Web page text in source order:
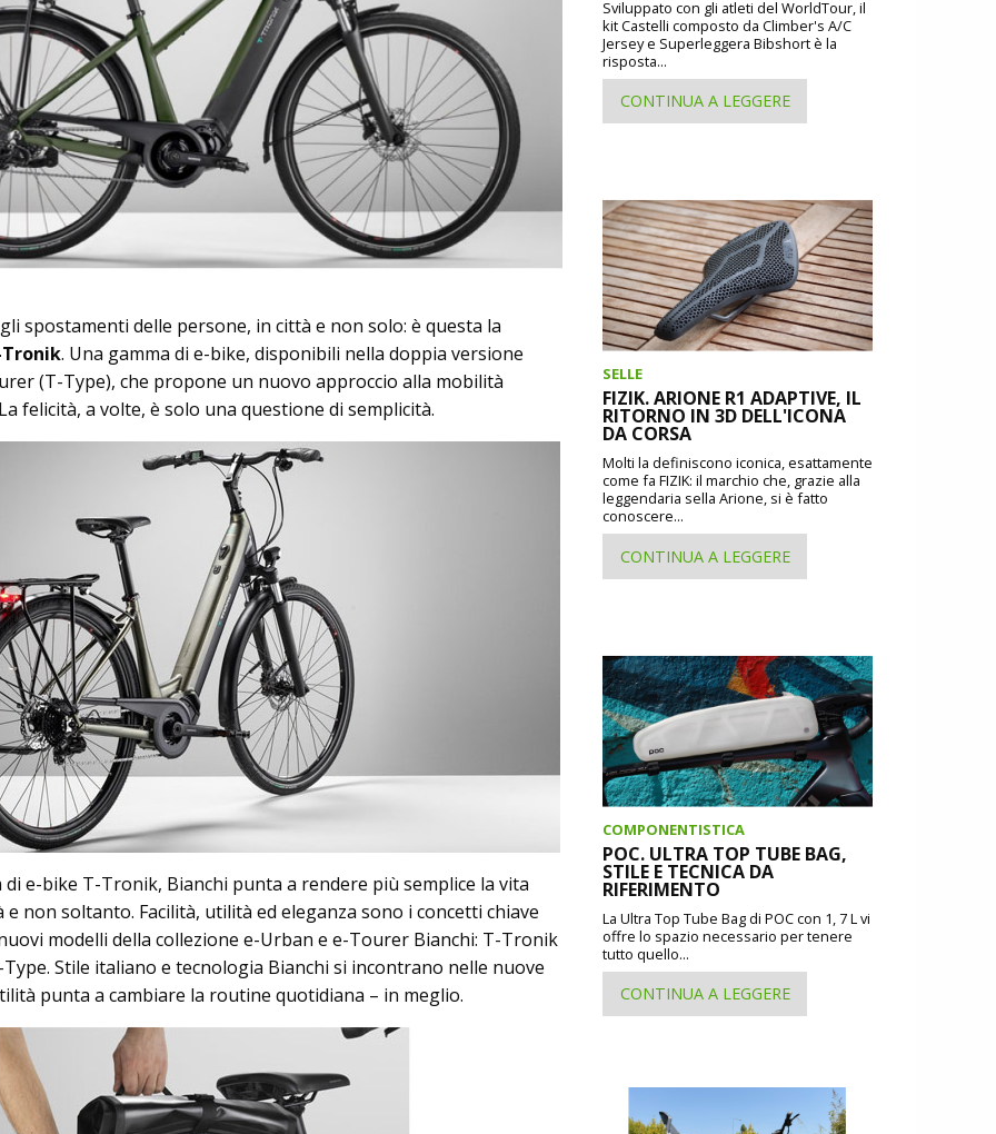
spostamenti delle persone, in città e non solo: è questa la
Tronik. Una gamma di e-bike, disponibili nella doppia versione
(T-Type), che propone un nuovo approccio alla mobilità
felicità, a volte, è solo una questione di semplicità.
di e-bike T-Tronik, Bianchi punta a rendere più semplice la vita
non soltanto. Facilità, utilità ed eleganza sono i concetti chiave
modelli della collezione e-Urban e e-Tourer Bianchi: T-Tronik
Stile italiano e tecnologia Bianchi si incontrano nelle nuove
punta a cambiare la routine quotidiana – in meglio.
Sviluppato con gli atleti del WorldTour, il
kit Castelli composto da Climber's A/C
Jersey e Superleggera Bibshort è la
risposta...
CONTINUA A LEGGERE
SELLE
FIZIK. ARIONE R1 ADAPTIVE, IL
RITORNO IN 3D DELL'ICONA
DA CORSA
Molti la definiscono iconica, esattamente
come fa FIZIK: il marchio che, grazie alla
leggendaria sella Arione, si è fatto
conoscere...
CONTINUA A LEGGERE
COMPONENTISTICA
POC. ULTRA TOP TUBE BAG,
STILE E TECNICA DA
RIFERIMENTO
La Ultra Top Tube Bag di POC con 1, 7 L vi
offre lo spazio necessario per tenere
tutto quello...
CONTINUA A LEGGERE